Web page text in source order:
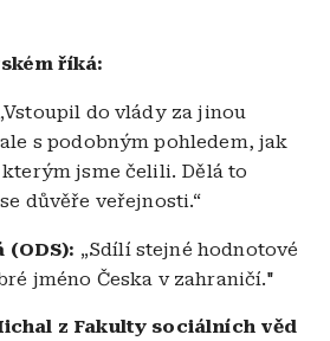
říká:
do vlády za jinou
s podobným pohledem, jak
jsme čelili. Dělá to
důvěře veřejnosti.“
(ODS): „Sdílí stejné hodnotové
jméno Česka v zahraničí."
z Fakulty sociálních věd